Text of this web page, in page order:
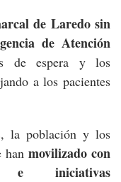
de Laredo sin
de Atención
de espera y los
a los pacientes
la población y los
hanmovilizado con
e iniciativas